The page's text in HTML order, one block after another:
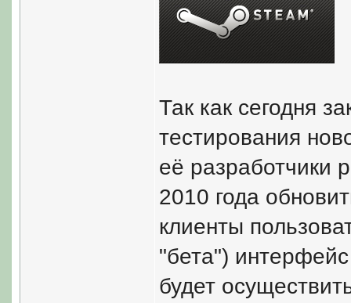
Так как сегодня
тестирования
её разработчики
2010 года
клиенты
"бета")
будет